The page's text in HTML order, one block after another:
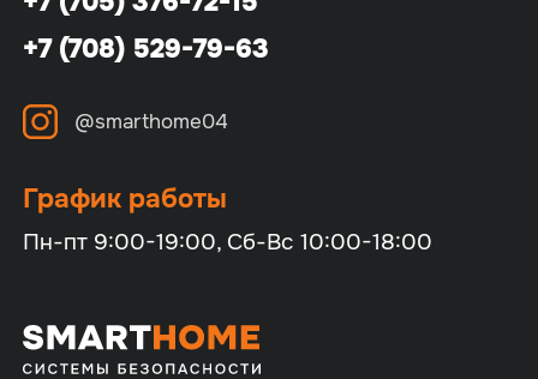
+7 (708) 529-79-63
@smarthome04
График работы
Пн-пт 9:00-19:00, Сб-Вс 10:00-18:00